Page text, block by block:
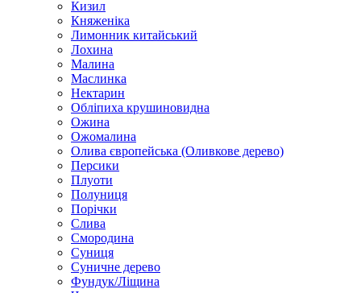
Кизил
Княженіка
Лимонник китайський
Лохина
Малина
Маслинка
Нектарин
Обліпиха крушиновидна
Ожина
Ожомалина
Олива європейська (Оливкове дерево)
Персики
Плуоти
Полуниця
Порічки
Слива
Смородина
Суниця
Суничне дерево
Фундук/Ліщина